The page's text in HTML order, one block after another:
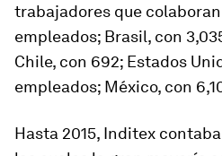
trabajadores que
empleados; Brasil, con
Chile, con 692; Estados
empleados; México, con
Hasta 2015, Inditex